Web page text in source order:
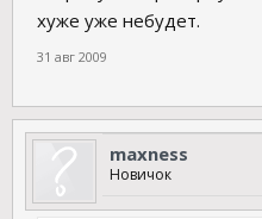
хуже уже небудет.
31 авг 2009
maxness
Новичок